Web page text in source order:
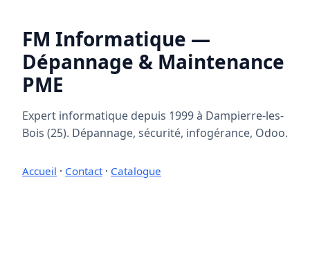
FM Informatique —
Dépannage & Maintenance
PME
Expert informatique depuis 1999 à Dampierre-les-
Bois (25). Dépannage, sécurité, infogérance, Odoo.
Accueil · Contact· Catalogue